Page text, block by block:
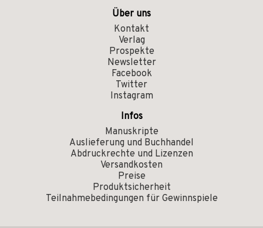
Über uns
Kontakt
Verlag
Prospekte
Newsletter
Facebook
Twitter
Instagram
Infos
Manuskripte
Auslieferung und Buchhandel
Abdruckrechte und Lizenzen
Versandkosten
Preise
Produktsicherheit
Teilnahmebedingungen für Gewinnspiele